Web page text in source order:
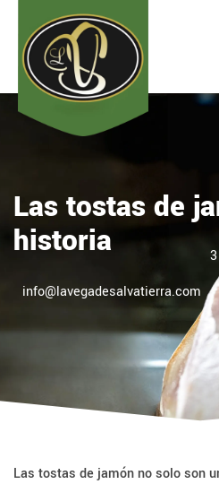
Las tostas de
historia
info@lavegadesalvatierra.com
Las tostas de jamón no solo son